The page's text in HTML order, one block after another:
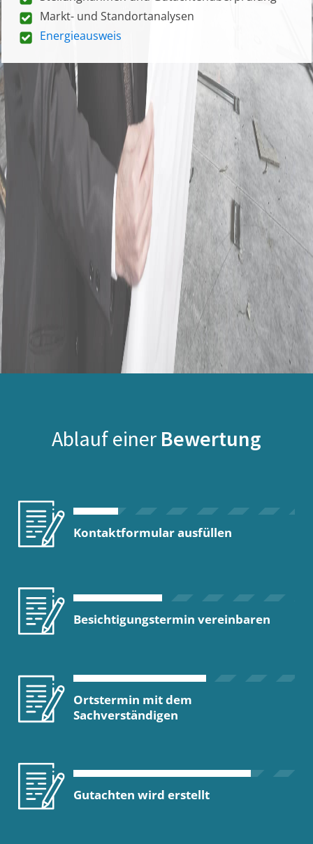
Markt- und Standortanalysen
Energieausweis
Ablauf einer Bewertung
Kontaktformular ausfüllen
Besichtigungstermin vereinbaren
Ortstermin mit dem
Sachverständigen
Gutachten wird erstellt